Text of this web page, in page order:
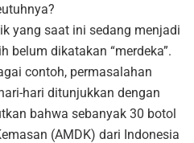
yang saat ini sedang menjadi
belum dikatakan “merdeka”.
contoh, permasalahan
hari ditunjukkan dengan
bahwa sebanyak 30 botol
(AMDK) dari Indonesia